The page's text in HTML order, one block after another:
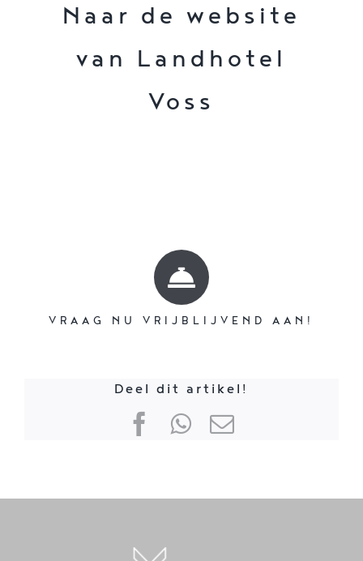
Naar de website
van Landhotel
Voss
VRAAG NU VRIJBLIJVEND AAN!
Deel dit artikel!
Facebook
WhatsApp